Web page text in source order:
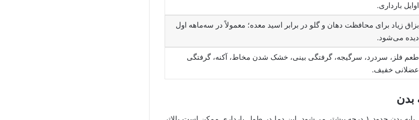
اوایل بارداری.
بزاق زیاد برای محافظت دهان و گلو در برابر اسید معده؛ معمولاً در سه‌ماهه اول
دیده می‌شود.
طعم فلز، سردرد، سرگیجه، گرفتگی بینی، خشک شدن مخاط، آکنه، گرفتگی
عضلانی خفیف.